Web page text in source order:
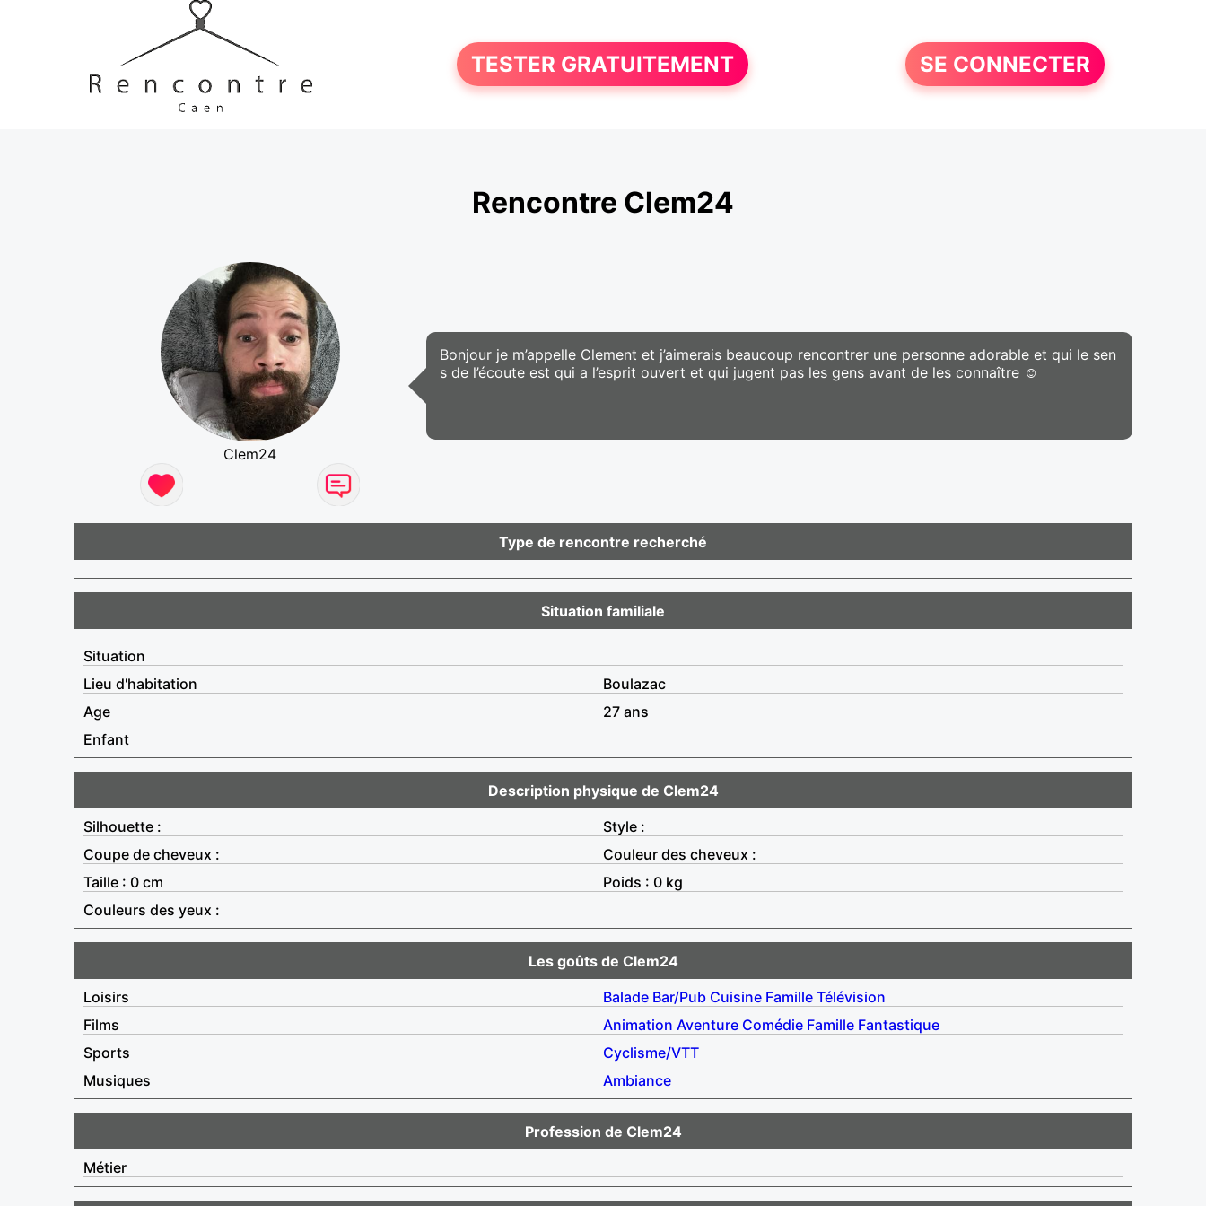
TESTER GRATUITEMENT SE CONNECTER
Rencontre Clem24
Clem24
Bonjour je m’appelle Clement et j’aimerais beaucoup rencontrer une personne adorable et qui le sen
s de l’écoute est qui a l’esprit ouvert et qui jugent pas les gens avant de les connaître ☺️
Type de rencontre recherché
Situation familiale
Situation
Lieu d'habitation
Boulazac
Age
27 ans
Enfant
Description physique de Clem24
Silhouette :
Style :
Coupe de cheveux :
Couleur des cheveux :
Taille : 0 cm
Poids : 0 kg
Couleurs des yeux :
Les goûts de Clem24
Loisirs
Balade Bar/Pub Cuisine Famille Télévision
Films
Animation Aventure Comédie Famille Fantastique
Sports
Cyclisme/VTT
Musiques
Ambiance
Profession de Clem24
Métier